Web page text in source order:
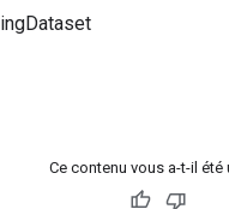
Ce contenu vous a-t-il été